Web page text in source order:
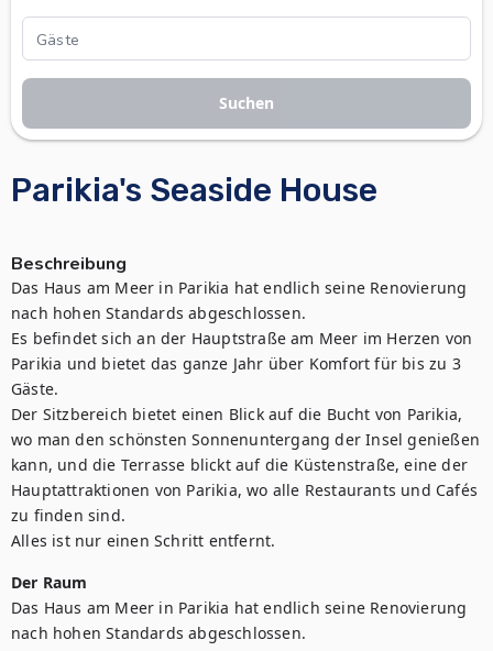
Parikia's Seaside House
Beschreibung
Das Haus am Meer in Parikia hat endlich seine Renovierung
nach hohen Standards abgeschlossen.
Es befindet sich an der Hauptstraße am Meer im Herzen von
Parikia und bietet das ganze Jahr über Komfort für bis zu 3
Gäste.
Der Sitzbereich bietet einen Blick auf die Bucht von Parikia,
wo man den schönsten Sonnenuntergang der Insel genießen
kann, und die Terrasse blickt auf die Küstenstraße, eine der
Hauptattraktionen von Parikia, wo alle Restaurants und Cafés
zu finden sind.
Alles ist nur einen Schritt entfernt.
Der Raum
Das Haus am Meer in Parikia hat endlich seine Renovierung
nach hohen Standards abgeschlossen.
Suchen